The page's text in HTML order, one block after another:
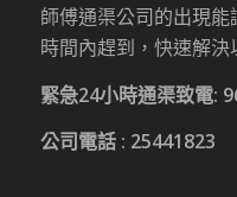
師傅通渠公司的出現
時間內趕到，快速解決
緊急24小時通渠致電:
公司電話 : 25441823